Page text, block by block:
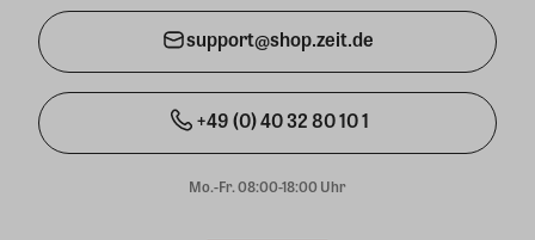
support@shop.zeit.de
+49 (0) 40 32 80 10 1
Mo.-Fr. 08:00-18:00 Uhr